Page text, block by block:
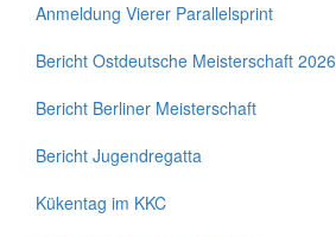
Anmeldung Vierer Parallelsprint
Bericht Ostdeutsche Meisterschaft 2026
Bericht Berliner Meisterschaft
Bericht Jugendregatta
Kükentag im KKC